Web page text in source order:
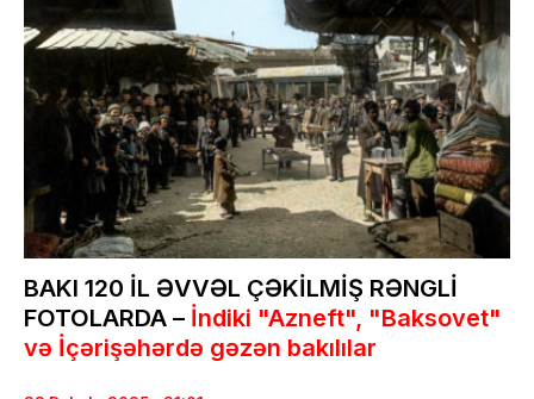
BAKI 120 İL ƏVVƏL ÇƏKİLMİŞ RƏNGLİ
FOTOLARDA – İndiki "Azneft", "Baksovet"
və İçərişəhərdə gəzən bakılılar